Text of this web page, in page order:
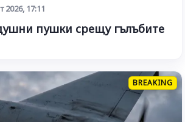
2026, 17:11
пушки срещу гълъбите
BREAKING